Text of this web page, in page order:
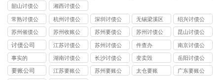
司
公司
韶山讨债公
司
湘西讨债公
司
常熟讨债公
司
杭州讨债公
司
深圳讨债公
司
无锡梁溪区
讨债公司
绍兴讨债公
司
苏州催债公
司
苏州收账公
司
苏州要债公
司
苏州讨债公
司
昆山讨债公
司
讨债公司
江苏讨债公
司
苏州讨债公
司
件查办
南京讨债公
司
事实的
湖南讨债公
司
长沙讨债公
司
变卖毁
岳阳讨债公
司
要账公司
江苏要账公
苏州要账公
太仓要账
广东要账公